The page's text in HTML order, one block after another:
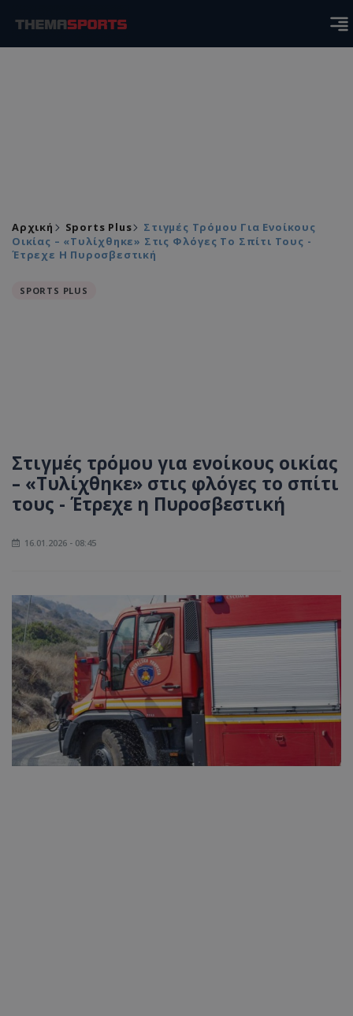
Αρχική Sports Plus
Στιγμές Τρόμου Για Ενοίκους
Οικίας – «Τυλίχθηκε» Στις Φλόγες Το Σπίτι Τους -
Έτρεχε Η Πυροσβεστική
SPORTS PLUS
Στιγμές τρόμου για ενοίκους οικίας
– «Τυλίχθηκε» στις φλόγες το σπίτι
τους - Έτρεχε η Πυροσβεστική
16.01.2026 - 08:45